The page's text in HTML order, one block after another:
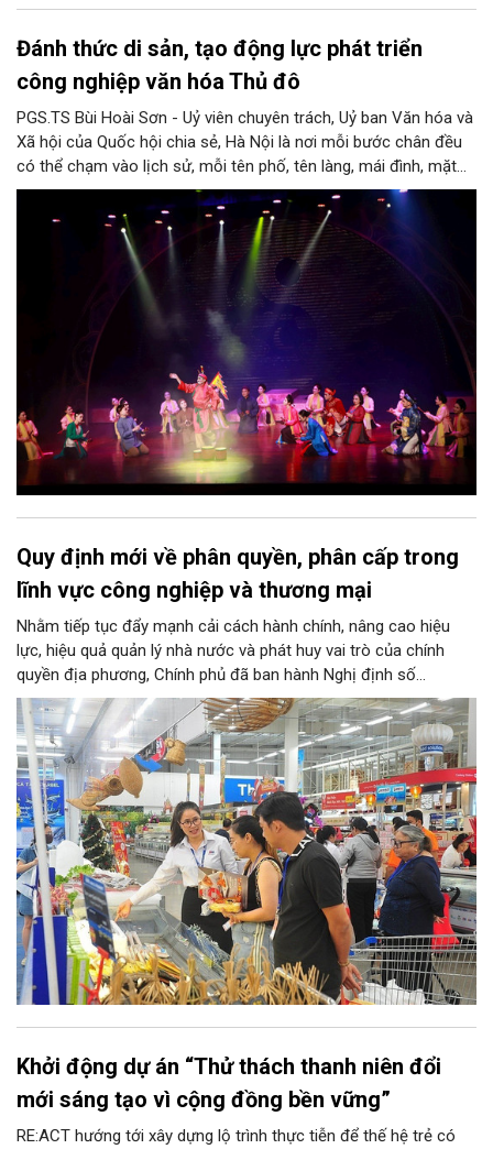
Đánh thức di sản, tạo động lực phát triển
công nghiệp văn hóa Thủ đô
PGS.TS Bùi Hoài Sơn - Uỷ viên chuyên trách, Uỷ ban Văn hóa và
Xã hội của Quốc hội chia sẻ, Hà Nội là nơi mỗi bước chân đều
có thể chạm vào lịch sử, mỗi tên phố, tên làng, mái đình, mặt
hồ, nếp nhà, câu hát, món ăn, làn điệu, nghề thủ công đều có
thể kể một câu chuyện về chiều sâu văn hiến của dân tộc.
Nhưng trong kỷ nguyên mới, câu hỏi đặt ra không chỉ Hà Nội có
bao nhiêu di sản, bao nhiêu văn nghệ sĩ, trí thức, không gian ký
ức, mà là làm thế nào để những giá trị ấy trở thành nguồn lực
phát triển, thành sức mạnh mềm, thành động lực sáng tạo,
thành năng lực cạnh tranh của Thủ đô.
Quy định mới về phân quyền, phân cấp trong
lĩnh vực công nghiệp và thương mại
Nhằm tiếp tục đẩy mạnh cải cách hành chính, nâng cao hiệu
lực, hiệu quả quản lý nhà nước và phát huy vai trò của chính
quyền địa phương, Chính phủ đã ban hành Nghị định số
146/2025/NĐ-CP ngày 12/6/2025 quy định về phân quyền, phân
cấp trong lĩnh vực công nghiệp và thương mại. Trong đó, lĩnh
vực bảo vệ quyền lợi người tiêu dùng có nhiều nội dung quan
trọng được phân cấp cho địa phương, góp phần đưa hoạt động
hỗ trợ người tiêu dùng đến gần người dân hơn.
Khởi động dự án “Thử thách thanh niên đổi
mới sáng tạo vì cộng đồng bền vững”
RE:ACT hướng tới xây dựng lộ trình thực tiễn để thế hệ trẻ có